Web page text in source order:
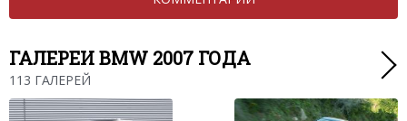
ГАЛЕРЕИ BMW 2007 ГОДА
113 ГАЛЕРЕЙ